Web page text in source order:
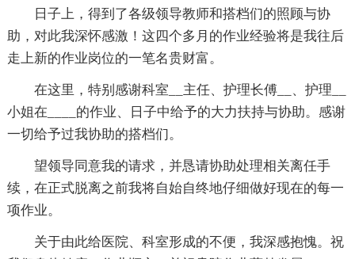
日子上，得到了各级领导教师和搭档们的照顾与协
助，对此我深怀感激！这四个多月的作业经验将是我往后
走上新的作业岗位的一笔名贵财富。
在这里，特别感谢科室__主任、护理长傅__、护理__
小姐在____的作业、日子中给予的大力扶持与协助。感谢
一切给予过我协助的搭档们。
望领导同意我的请求，并恳请协助处理相关离任手
续，在正式脱离之前我将自始自终地仔细做好现在的每一
项作业。
关于由此给医院、科室形成的不便，我深感抱愧。祝